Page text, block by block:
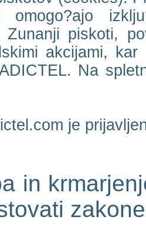
omogo?ajo
Zunanji piskoti,
akcijami,
Na
je
in